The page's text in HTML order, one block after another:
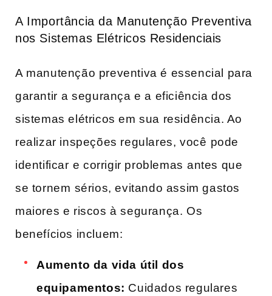
A Importância da Manutenção Preventiva
nos Sistemas Elétricos Residenciais
A manutenção ‌preventiva é essencial ​para
garantir⁣ a segurança e a eficiência dos
sistemas elétricos em sua residência. Ao
realizar ​inspeções regulares, você⁣ pode
identificar⁣ e corrigir problemas ⁢antes‌ que
se tornem ⁢sérios, evitando assim gastos
maiores e riscos à segurança. Os
benefícios​ incluem:
Aumento da vida útil dos
equipamentos: Cuidados regulares